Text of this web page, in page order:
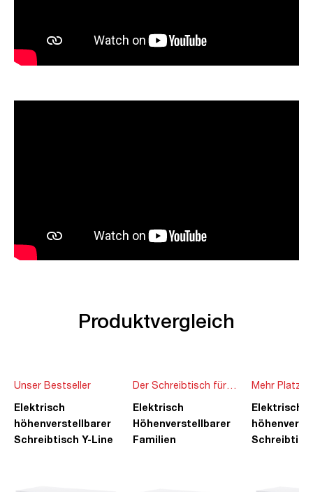
Produktvergleich
Unser Bestseller
Elektrisch
höhenverstellbarer
Schreibtisch Y-Line
Der Schreibtisch für
die ganze Familie
Elektrisch
Höhenverstellbarer
Familien
Mehr Platz
Ideen
Elektrisch